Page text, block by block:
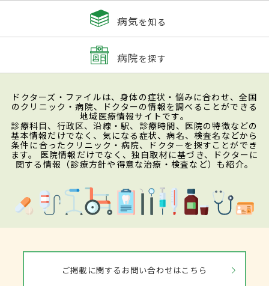
病気を知る
病院を探す
ドクターズ・ファイルは、身体の症状・悩みに合わせ、全国
のクリニック・病院、ドクターの情報を調べることができる
地域医療情報サイトです。
診療科目、行政区、沿線・駅、診療時間、医院の特徴などの
基本情報だけでなく、気になる症状、病名、検査名などから
条件に合ったクリニック・病院、ドクターを探すことができ
ます。 医院情報だけでなく、独自取材に基づき、ドクターに
関する情報（診療方針や得意な治療・検査など）も紹介。
ご掲載に関するお問い合わせはこちら